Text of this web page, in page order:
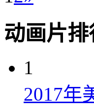
动画片排
1
2017年